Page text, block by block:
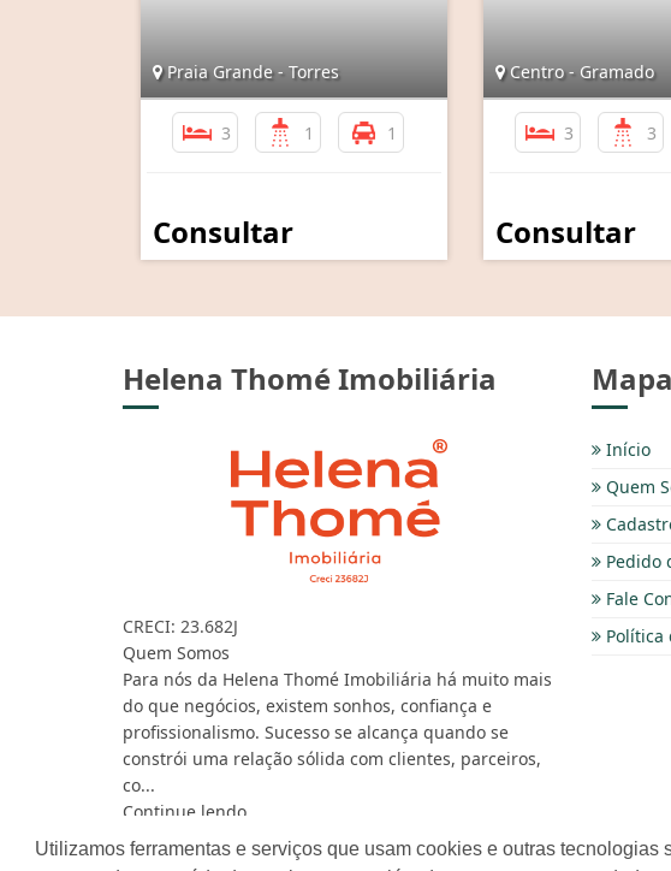
Utilizamos ferramentas e serviços que usam cookies e outras
Praia Grande - Torres
3 1 1
Consultar
Centro - Gramado
3 3
Consultar
Helena Thomé Imobiliária
CRECI: 23.682J
Quem Somos
Para nós da Helena Thomé Imobiliária há muito mais
do que negócios, existem sonhos, confiança e
profissionalismo. Sucesso se alcança quando se
constrói uma relação sólida com clientes, parceiros,
co...
Continue lendo...
Início
Quem
Pedido
Fale
Política